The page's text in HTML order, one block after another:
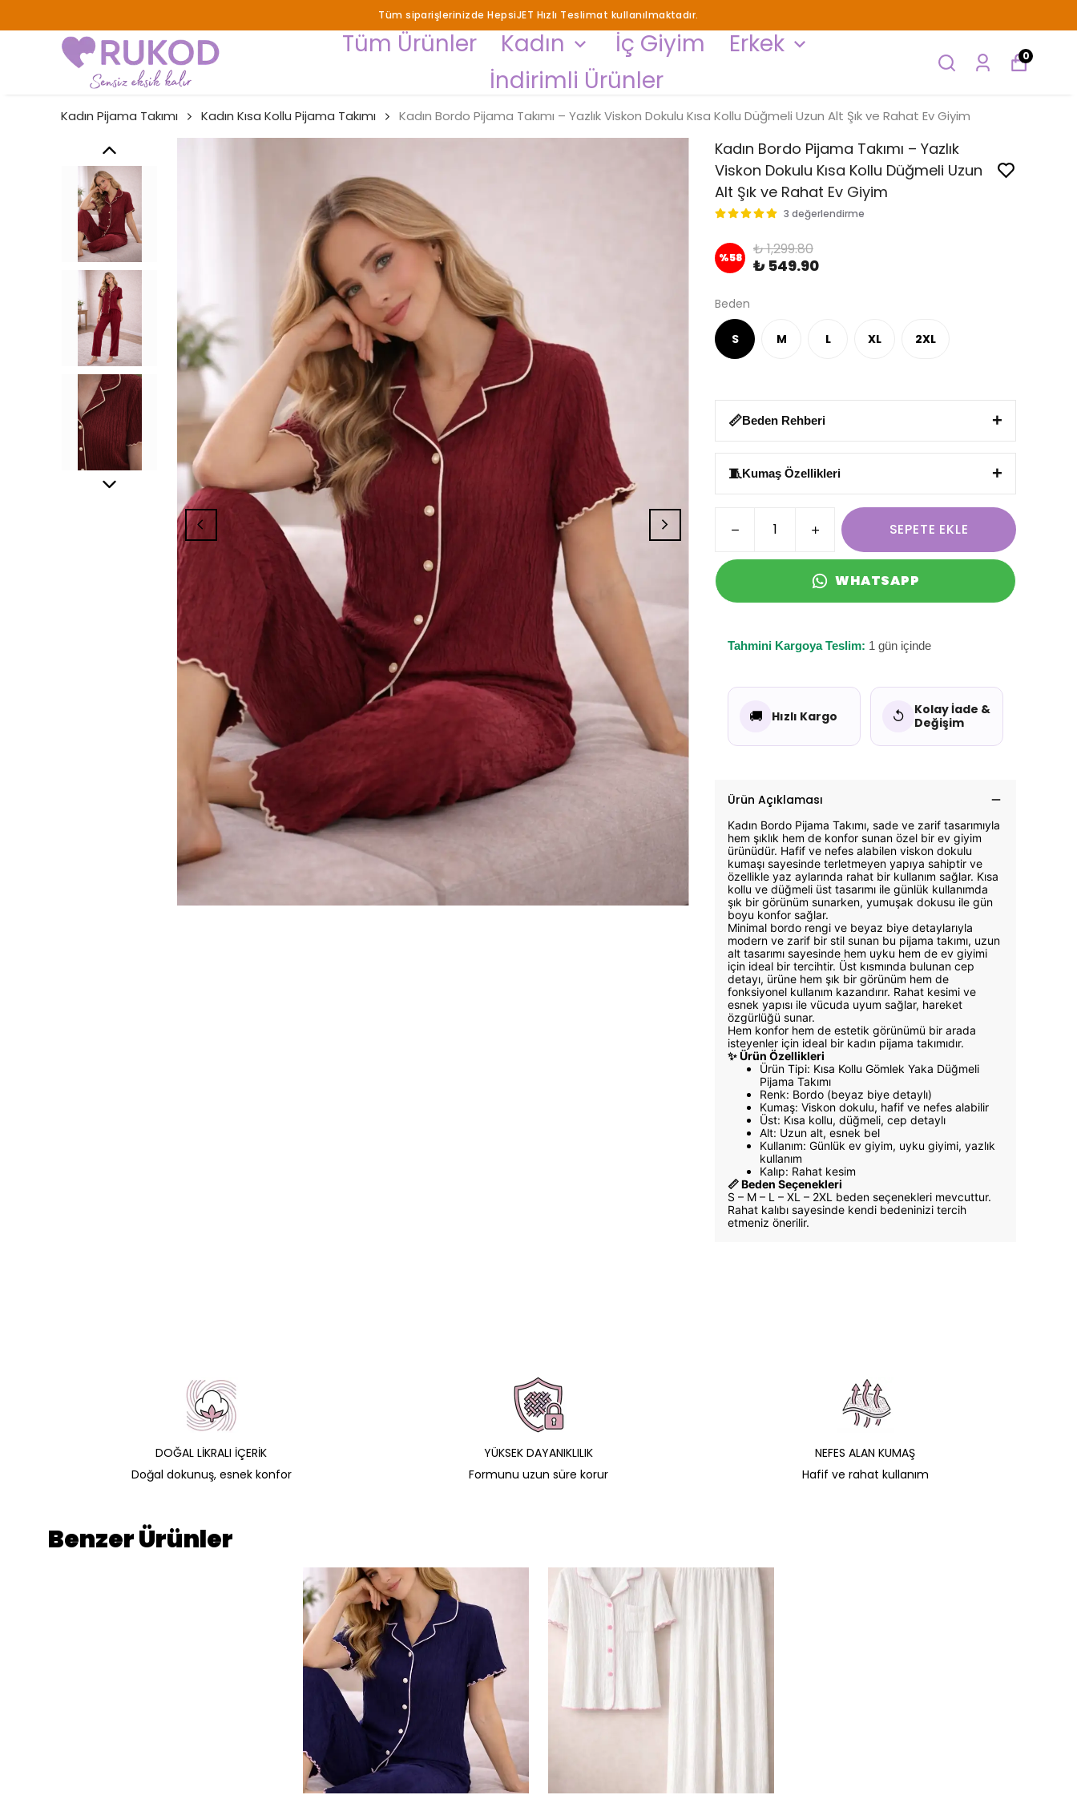
Tüm siparişlerinizde HepsiJET Hızlı Teslimat kullanılmaktadır.
Tüm Ürünler Kadın İç Giyim
Erkek
İndirimli Ürünler
0
Kadın Pijama Takımı Kadın Kısa Kollu Pijama Takımı Kadın Bordo Pijama Takımı – Yazlık Viskon Dokulu Kısa Kollu Düğmeli Uzun Alt Şık ve Rahat Ev Giyim
Kadın Bordo Pijama Takımı – Yazlık
Viskon Dokulu Kısa Kollu Düğmeli Uzun
Alt Şık ve Rahat Ev Giyim
3 değerlendirme
%58 ₺ 1,299.80
₺ 549.90
Beden
S M L XL 2XL
📏Beden Rehberi +
🧵Kumaş Özellikleri +
SEPETE EKLE
WHATSAPP
Tahmini Kargoya Teslim: 1 gün içinde
🚚 Hızlı Kargo ↺
Kolay İade &
Değişim
Ürün Açıklaması
Kadın Bordo Pijama Takımı, sade ve zarif tasarımıyla
hem şıklık hem de konfor sunan özel bir ev giyim
ürünüdür. Hafif ve nefes alabilen viskon dokulu
kumaşı sayesinde terletmeyen yapıya sahiptir ve
özellikle yaz aylarında rahat bir kullanım sağlar. Kısa
kollu ve düğmeli üst tasarımı ile günlük kullanımda
şık bir görünüm sunarken, yumuşak dokusu ile gün
boyu konfor sağlar.
Minimal bordo rengi ve beyaz biye detaylarıyla
modern ve zarif bir stil sunan bu pijama takımı, uzun
alt tasarımı sayesinde hem uyku hem de ev giyimi
için ideal bir tercihtir. Üst kısmında bulunan cep
detayı, ürüne hem şık bir görünüm hem de
fonksiyonel kullanım kazandırır. Rahat kesimi ve
esnek yapısı ile vücuda uyum sağlar, hareket
özgürlüğü sunar.
Hem konfor hem de estetik görünümü bir arada
isteyenler için ideal bir kadın pijama takımıdır.
✨ Ürün Özellikleri
Ürün Tipi: Kısa Kollu Gömlek Yaka Düğmeli
Pijama Takımı
Renk: Bordo (beyaz biye detaylı)
Kumaş: Viskon dokulu, hafif ve nefes alabilir
Üst: Kısa kollu, düğmeli, cep detaylı
Alt: Uzun alt, esnek bel
Kullanım: Günlük ev giyim, uyku giyimi, yazlık
kullanım
Kalıp: Rahat kesim
📏 Beden Seçenekleri
S – M – L – XL – 2XL beden seçenekleri mevcuttur.
Rahat kalıbı sayesinde kendi bedeninizi tercih
etmeniz önerilir.
DOĞAL LİKRALI İÇERİK
Doğal dokunuş, esnek konfor
YÜKSEK DAYANIKLILIK
Formunu uzun süre korur
NEFES ALAN KUMAŞ
Hafif ve rahat kullanım
Benzer Ürünler